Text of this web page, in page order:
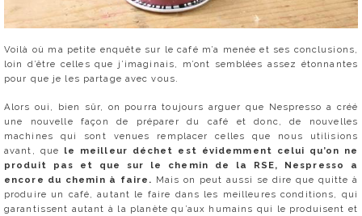
Voilà où ma petite enquête sur le café m’a menée et ses conclusions,
loin d’être celles que j’imaginais, m’ont semblées assez étonnantes
pour que je les partage avec vous.
Alors oui, bien sûr, on pourra toujours arguer que Nespresso a créé
une nouvelle façon de préparer du café et donc, de nouvelles
machines qui sont venues remplacer celles que nous utilisions
avant, que le meilleur déchet est évidemment celui qu’on ne
produit pas et que sur le chemin de la RSE, Nespresso a
encore du chemin à faire. Mais on peut aussi se dire que quitte à
produire un café, autant le faire dans les meilleures conditions, qui
garantissent autant à la planète qu’aux humains qui le produisent et